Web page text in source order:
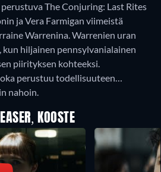
The Conjuring: Last Rites
ja Vera Farmigan viimeistä
Warrenina. Warrenien uran
hiljainen pennsylvanialainen
piirityksen kohteeksi.
perustuu todellisuuteen…
nahoin.
KOOSTE